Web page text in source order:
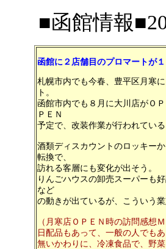
■函館情報
函館に２店舗目のプロマートが
札幌市内でも今春、豊平区月寒
ト。
函館市内でも８月に大川店がＯ
ＰＥＮ
予定で、改装作業が行われてい
酒類ディスカウントのロッキー
転換で、
訪れる客層にも変化が出そう。
りんごハウスの卸売スーパーも
など
の動きが出ているが、こういう
（月寒店ＯＰＥＮ時の訪問感想
日配品もあって、一般の人でも
無いかわりに、冷凍食品で、野